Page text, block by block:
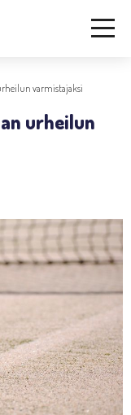
varmistajaksi
urheilun